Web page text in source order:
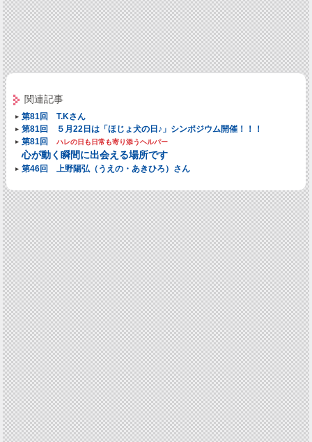
関連記事
第81回 T.Kさん
第81回 ５月22日は「ほじょ犬の日♪」シンポジウム開催！！！
第81回
ハレの日も日常も寄り添うヘルパー
心が動く瞬間に出会える場所です
第46回 上野陽弘（うえの・あきひろ）さん